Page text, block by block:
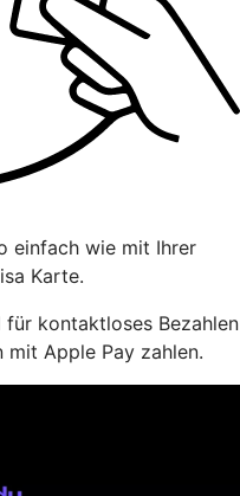
einfach wie mit Ihrer
Karte.
kontaktloses Bezahlen
mit Apple Pay zahlen.